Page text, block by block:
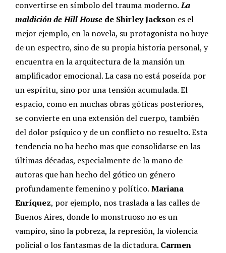
convertirse en símbolo del trauma moderno.La
maldición de Hill House de Shirley Jackson es el
mejor ejemplo, en la novela, su protagonista no huye
de un espectro, sino de su propia historia personal, y
encuentra en la arquitectura de la mansión un
amplificador emocional. La casa no está poseída por
un espíritu, sino por una tensión acumulada.El
espacio, como en muchas obras góticas posteriores,
se convierte en una extensión del cuerpo, también
del dolor psíquico y de un conflicto no resuelto. Esta
tendencia no ha hecho mas que consolidarse en las
últimas décadas, especialmente de la mano de
autoras que han hecho del gótico un género
profundamente femenino y político. Mariana
Enríquez, por ejemplo, nos traslada a las calles de
Buenos Aires, donde lo monstruoso no es un
vampiro, sino la pobreza, la represión, la violencia
policial o los fantasmas de la dictadura. Carmen